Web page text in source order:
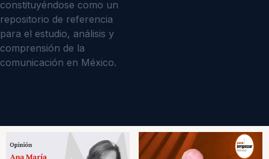
constituyéndose como un
repositorio de referencia
para el estudio, análisis y
comprensión de la
comunicación en México.